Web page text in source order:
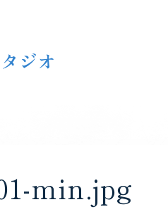
ジオ
min.jpg